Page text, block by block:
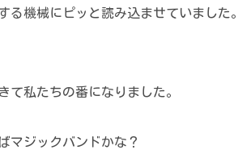
る機械にピッと読み込ませていました。
て私たちの番になりました。
マジックバンドかな？